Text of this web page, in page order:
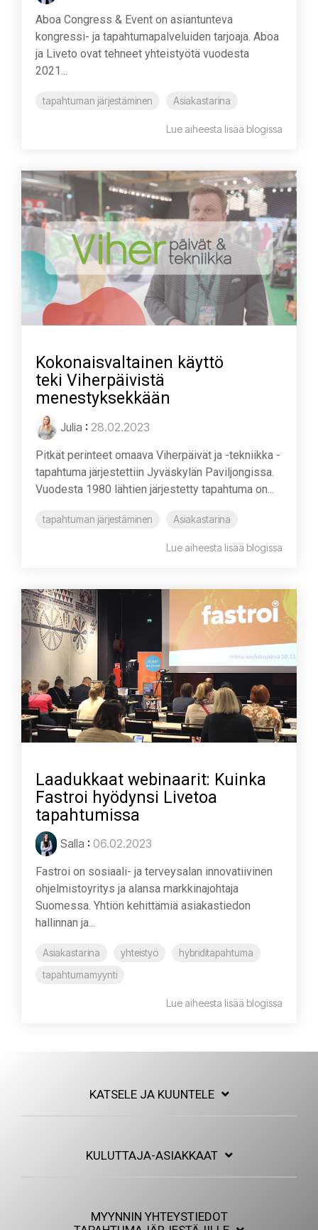
Aboa Congress & Event on asiantunteva
kongressi- ja tapahtumapalveluiden tarjoaja. Aboa
ja Liveto ovat tehneet yhteistyötä vuodesta
2021...
tapahtuman järjestäminen Asiakastarina
Lue aiheesta lisää blogissa
Kokonaisvaltainen käyttö
teki Viherpäivistä
menestyksekkään
Julia : 28.02.2023
Pitkät perinteet omaava Viherpäivät ja -tekniikka -
tapahtuma järjestettiin Jyväskylän Paviljongissa.
Vuodesta 1980 lähtien järjestetty tapahtuma on...
tapahtuman järjestäminen Asiakastarina
Lue aiheesta lisää blogissa
Laadukkaat webinaarit: Kuinka
Fastroi hyödynsi Livetoa
tapahtumissa
Salla : 06.02.2023
Fastroi on sosiaali- ja terveysalan innovatiivinen
ohjelmistoyritys ja alansa markkinajohtaja
Suomessa. Yhtiön kehittämiä asiakastiedon
hallinnan ja...
Asiakastarina yhteistyö
hybriditapahtuma
tapahtumamyynti
Lue aiheesta lisää blogissa
KATSELE JA KUUNTELE
KULUTTAJA-ASIAKKAAT
MYYNNIN YHTEYSTIEDOT